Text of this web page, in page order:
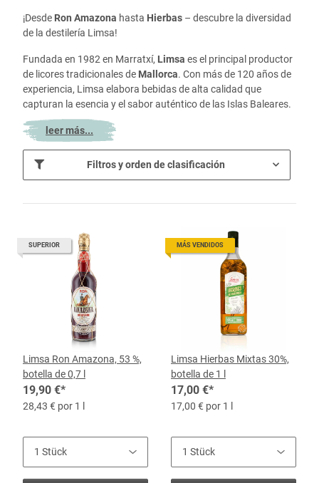
¡Desde Ron Amazona hasta Hierbas – descubre la diversidad
de la destilería Limsa!
Fundada en 1982 en Marratxí, Limsa es el principal productor
de licores tradicionales de Mallorca. Con más de 120 años de
experiencia, Limsa elabora bebidas de alta calidad que
capturan la esencia y el sabor auténtico de las Islas Baleares.
leer más...
Filtros y orden de clasificación
SUPERIOR
Limsa Ron Amazona, 53 %,
botella de 0,7 l
19,90 €*
28,43 € por 1 l
MÁS VENDIDOS
Limsa Hierbas Mixtas 30%,
botella de 1 l
17,00 €*
17,00 € por 1 l